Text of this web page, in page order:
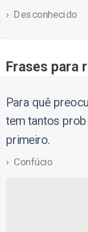
Desconhecido
Frases para
Para quê
tem tantos
primeiro.
Confúcio